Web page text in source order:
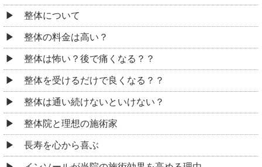
整体について
整体の料金は高い？
整体は怖い？後で痛くなる？？
整体を受けるだけで良くなる？？
整体は通い続けないといけない？
整体院と理想の施術家
長寿を心から喜ぶ